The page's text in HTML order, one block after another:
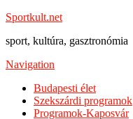
Sportkult.net
sport, kultúra, gasztronómia
Navigation
Budapesti élet
Szekszárdi programok
Programok-Kaposvár